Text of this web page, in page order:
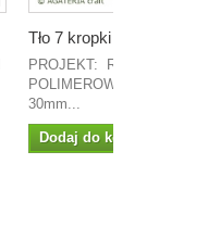
Tło 7 kropki
PROJEKT: RYSA
POLIMEROWY wymiary:
30mm...
Dodaj do koszyka